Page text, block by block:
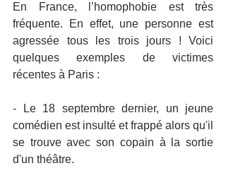
En France, l’homophobie est très
fréquente. En effet, une personne est
agressée tous les trois jours ! Voici
quelques exemples de victimes
récentes à Paris :
- Le 18 septembre dernier, un jeune
comédien est insulté et frappé alors qu'il
se trouve avec son copain à la sortie
d'un théâtre.